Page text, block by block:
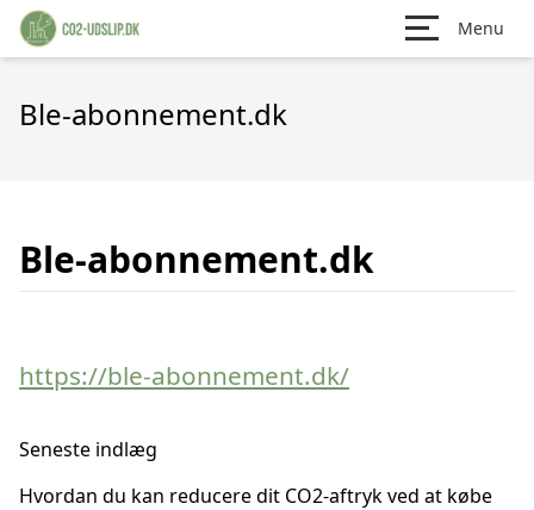
Menu
Ble-abonnement.dk
Ble-abonnement.dk
https://ble-abonnement.dk/
Seneste indlæg
Hvordan du kan reducere dit CO2-aftryk ved at købe